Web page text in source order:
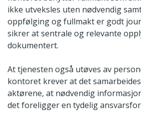
ikke utveksles uten nødvendig
oppfølging og fullmakt er godt
sikrer at sentrale og relevante
dokumentert.
At tjenesten også utøves av
kontoret krever at det
aktørene, at nødvendig
det foreligger en tydelig